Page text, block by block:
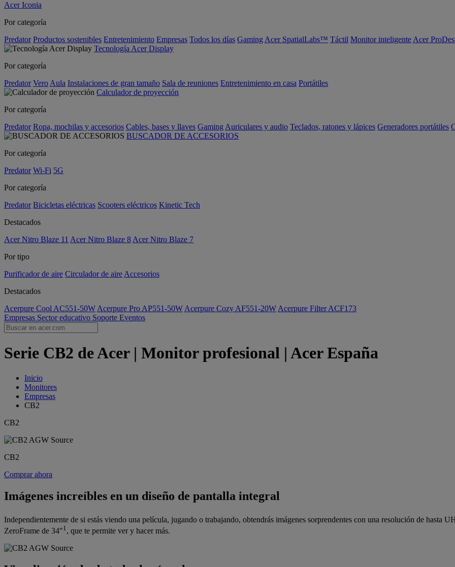
Acer Iconia
Por categoría
Predator Productos sostenibles Entretenimiento Empresas Todos los días Gaming Acer SpatialLabs™ Táctil Monitor inteligente Acer
Tecnología Acer Display
Por categoría
Predator Vero Aula Instalaciones de gran tamaño Sala de reuniones Entretenimiento en casa Portátiles
Calculador de proyección
Por categoría
Predator Ropa, mochilas y accesorios Cables, bases y llaves Gaming Auriculares y audio Teclados, ratones y lápices Generadores portátiles
BUSCADOR DE ACCESORIOS
Por categoría
Predator Wi-Fi 5G
Por categoría
Predator Bicicletas eléctricas Scooters eléctricos Kinetic Tech
Destacados
Acer Nitro Blaze 11 Acer Nitro Blaze 8 Acer Nitro Blaze 7
Por tipo
Purificador de aire Circulador de aire Accesorios
Destacados
Acerpure Cool AC551-50W Acerpure Pro AP551-50W Acerpure Cozy AF551-20W Acerpure Filter ACF173
Empresas Sector educativo Soporte Eventos
Serie CB2 de Acer | Monitor profesional | Acer España
Inicio
Monitores
Empresas
CB2
CB2
CB2
Comprar ahora
Imágenes increíbles en un diseño de pantalla integral
Independientemente de si estás viendo una película, jugando o trabajando, obtendrás imágenes sorprendentes con una resolución de hasta
ZeroFrame de 34"1, que te permite ver y hacer más.